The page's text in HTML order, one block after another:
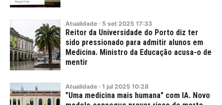
Atualidade · 5 set 2025 17:33
Reitor da Universidade do Porto diz ter
sido pressionado para admitir alunos em
Medicina. Ministro da Educação acusa-o de
mentir
Atualidade · 1 jul 2025 10:28
"Uma medicina mais humana" com IA. Novo